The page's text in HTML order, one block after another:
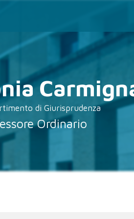
di Giurisprudenza
Ordinario